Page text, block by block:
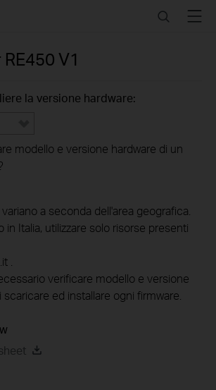
SearchMenu
RE450 V1
la versione hardware:
modello e versione hardware di un
a seconda dell'area geografica.
in Italia, utilizzare solo risorse presenti
.
verificare modello e versione
ed installare ogni firmware.